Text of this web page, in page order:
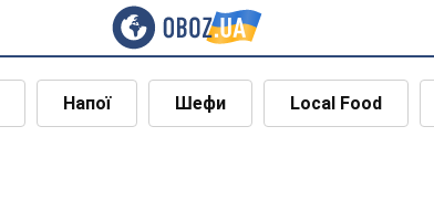
Напої Шефи Local Food